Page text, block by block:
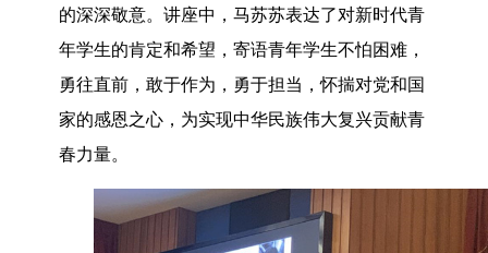
的深深敬意。讲座中，马苏苏表达了对新时代青
年学生的肯定和希望，寄语青年学生不怕困难，
勇往直前，敢于作为，勇于担当，怀揣对党和国
家的感恩之心，为实现中华民族伟大复兴贡献青
春力量。